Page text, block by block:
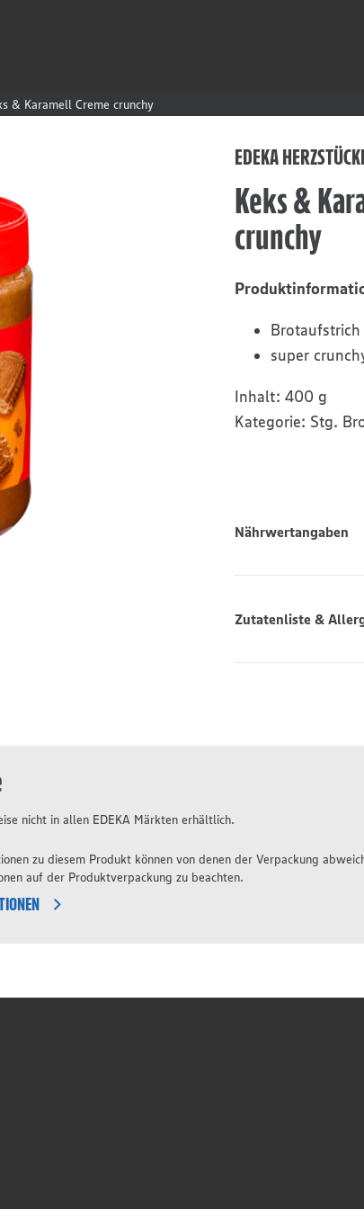
& Karamell Creme crunchy
EDEKA
Keks &
crunchy
super
Inhalt: 400 g
Kategorie: Stg.
Nährwertangaben
Zutatenliste &
nicht in allen EDEKA Märkten erhältlich.
zu diesem Produkt können von denen der Verpackung
auf der Produktverpackung zu beachten.